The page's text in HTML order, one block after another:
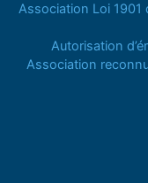
Association Loi 1901
Autorisation
Association